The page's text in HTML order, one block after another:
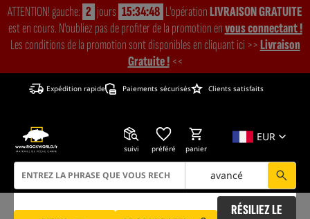
ATTENTION! gauche: 2 jours 15:34:47 L'opérationLIVRAISON GRATUITE
est en cours. N'oubliez pas de profiter de la promotion envous connectant !
Les conditions de la promotion sont disponibles en cliquant ici >>Livraison
Gratuite !<<
Expédition rapide Paiements sécurisés Clients satisfaits
EUR
suivi préféré panier
avancé
RÉSILIEZ LE